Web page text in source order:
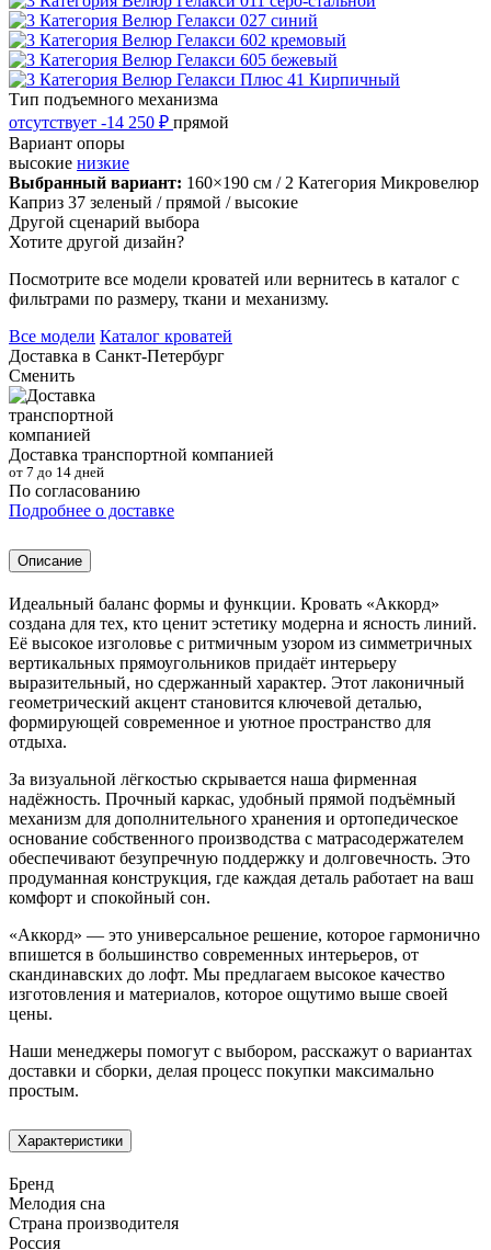
Тип подъемного механизма
отсутствует -14 250 ₽ прямой
Вариант опоры
высокие низкие
Выбранный вариант: 160×190 см / 2 Категория Микровелюр
Каприз 37 зеленый / прямой / высокие
Другой сценарий выбора
Хотите другой дизайн?
Посмотрите все модели кроватей или вернитесь в каталог с
фильтрами по размеру, ткани и механизму.
Все модели Каталог кроватей
Доставка в Санкт-Петербург
Сменить
Доставка транспортной компанией
от 7 до 14 дней
По согласованию
Подробнее о доставке
Описание
Идеальный баланс формы и функции. Кровать «Аккорд»
создана для тех, кто ценит эстетику модерна и ясность линий.
Её высокое изголовье с ритмичным узором из симметричных
вертикальных прямоугольников придаёт интерьеру
выразительный, но сдержанный характер. Этот лаконичный
геометрический акцент становится ключевой деталью,
формирующей современное и уютное пространство для
отдыха.
За визуальной лёгкостью скрывается наша фирменная
надёжность. Прочный каркас, удобный прямой подъёмный
механизм для дополнительного хранения и ортопедическое
основание собственного производства с матрасодержателем
обеспечивают безупречную поддержку и долговечность. Это
продуманная конструкция, где каждая деталь работает на ваш
комфорт и спокойный сон.
«Аккорд» — это универсальное решение, которое гармонично
впишется в большинство современных интерьеров, от
скандинавских до лофт. Мы предлагаем высокое качество
изготовления и материалов, которое ощутимо выше своей
цены.
Наши менеджеры помогут с выбором, расскажут о вариантах
доставки и сборки, делая процесс покупки максимально
простым.
Характеристики
Бренд
Мелодия сна
Страна производителя
Россия